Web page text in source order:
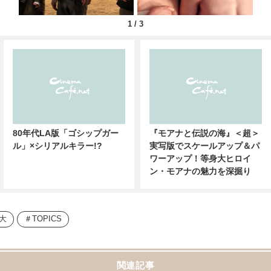
1 / 3
80年代LA版「ゴシップガー
ル」×シリアルキラー!?
『モアナと伝説の海』＜超＞
実写版でスケールアップ＆パ
ワーアップ！等身大ヒロイ
ン・モアナの魅力を深掘り
TOPICS
関連記事